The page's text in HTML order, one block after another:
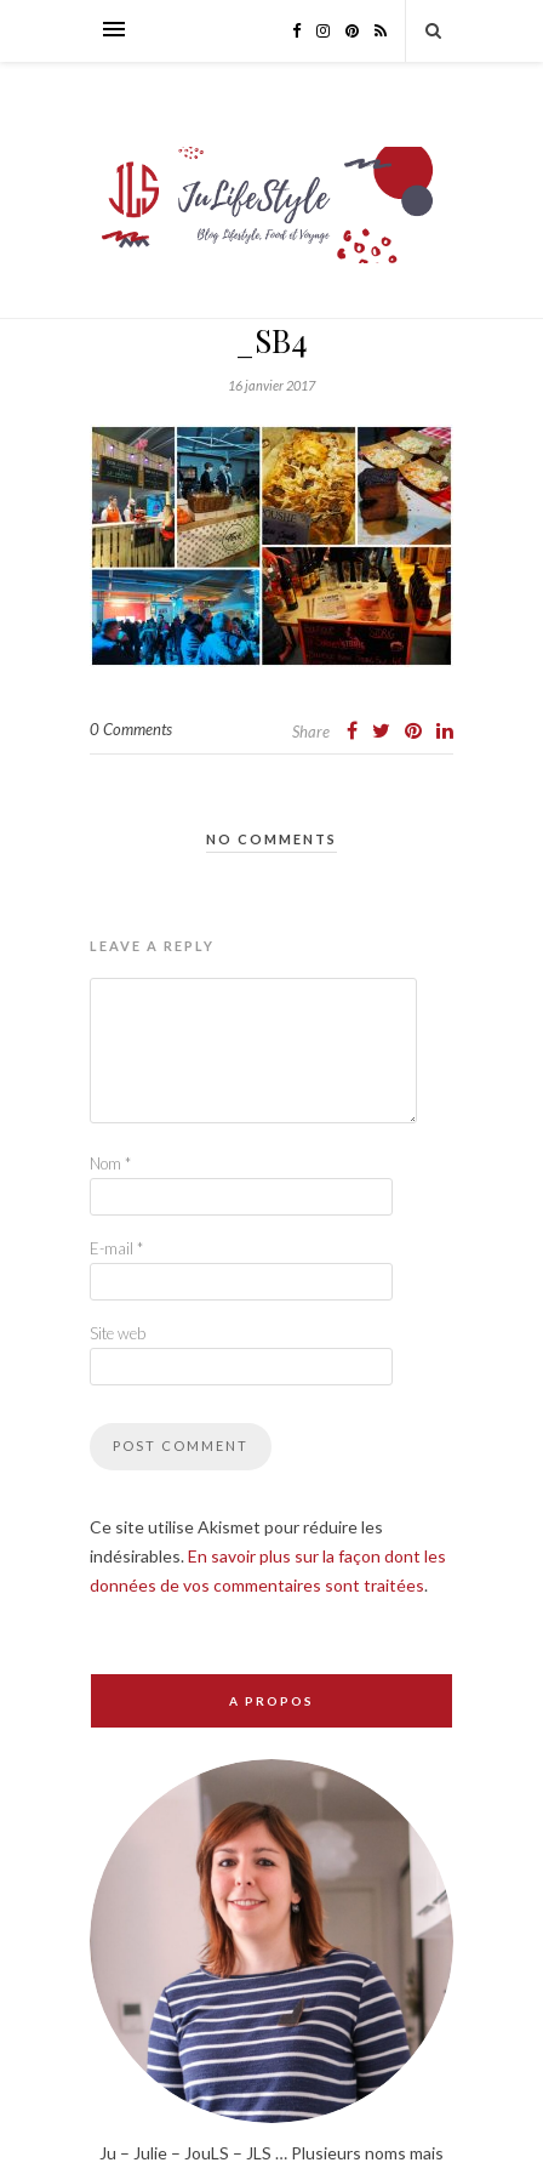
_SB4
16 janvier 2017
0 Comments Share
NO COMMENTS
LEAVE A REPLY
Nom *
E-mail *
Site web
Ce site utilise Akismet pour réduire les
indésirables.En savoir plus sur la façon dont les
données de vos commentaires sont traitées.
A PROPOS
Ju – Julie – JouLS – JLS … Plusieurs noms mais